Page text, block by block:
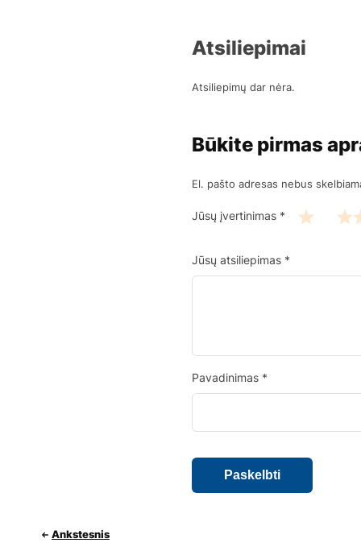
Atsiliepimai
Atsiliepimų dar nėra.
Būkite pirmas
El. pašto adresas nebus
Jūsų įvertinimas *
Jūsų atsiliepimas *
Pavadinimas *
Ankstesnis